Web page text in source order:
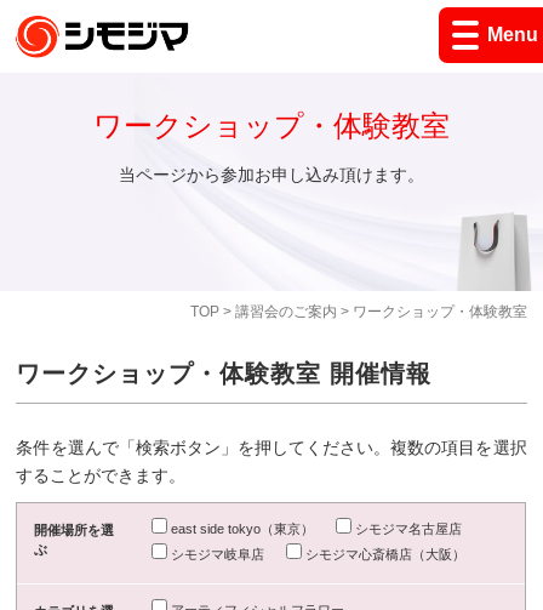
Menu
TOP> 講習会のご案内 > ワークショップ・体験教室
ワークショップ・体験教室
当ページから参加お申し込み頂けます。
ワークショップ・体験教室 開催情報
条件を選んで「検索ボタン」を押してください。複数の項目を選択
することができます。
開催場所を選
ぶ
east side tokyo（東京）
シモジマ名古屋店
シモジマ岐阜店
シモジマ心斎橋店（大阪）